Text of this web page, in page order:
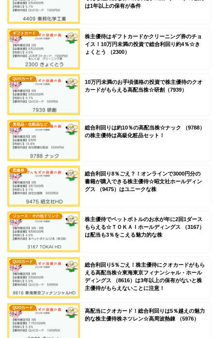
は1年以上の保有が条件
ギフトカード
株主優待はギフトカードかクリーニング券のチョ
イス！10万円未満の投資で総合利回り約4％☆き
ょくとう （2300）
QUOカード
10万円未満のお手頃価格の投資で株主優待のクオ
カードがもらえる高配当株☆研創（7939）
美容品・化粧品など
総合利回りは約10％の高配当株☆ナック （9788）
の株主優待は高級化粧品セット！
図書券
総合利回り8％ごえ？！オンラインで3000円分の
書籍が購入できる株主優待☆昭文社ホールディン
グス （9475）はユニークな株
ジュース・その他ドリンク
株主優待でペットボトルのお水が年に2回1ダース
もらえる☆ＴＯＫＡＩホールディングス （3167）
は配当も3％をこえる魅力的な株
QUOカード
総合利回り5％ごえ！株主優待にクオカードがもら
える高配当株☆東海東京フィナンシャル・ホール
ディングス （8616）は3年以上の保有がないと株
主優待がもらえないことに注意！
QUOカード
高配当にクオカード！総合利回りは5％越えの魅力
的な株主優待株ネツレン☆高周波熱錬 （5976）